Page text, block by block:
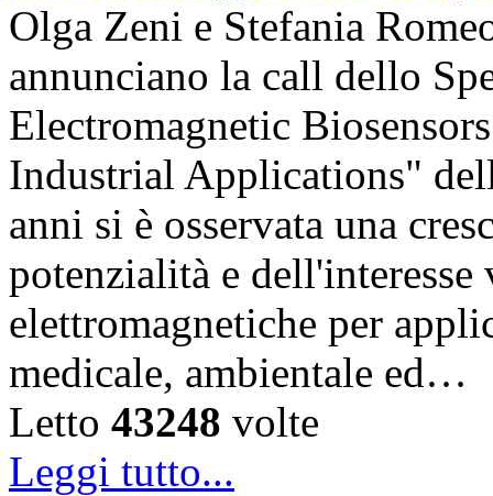
Olga Zeni e Stefania
annunciano la call dello
Electromagnetic
Industrial Applications"
anni si è osservata una
potenzialità e dell'interesse
elettromagnetiche per
medicale, ambientale ed…
Letto 43248 volte
Leggi tutto...